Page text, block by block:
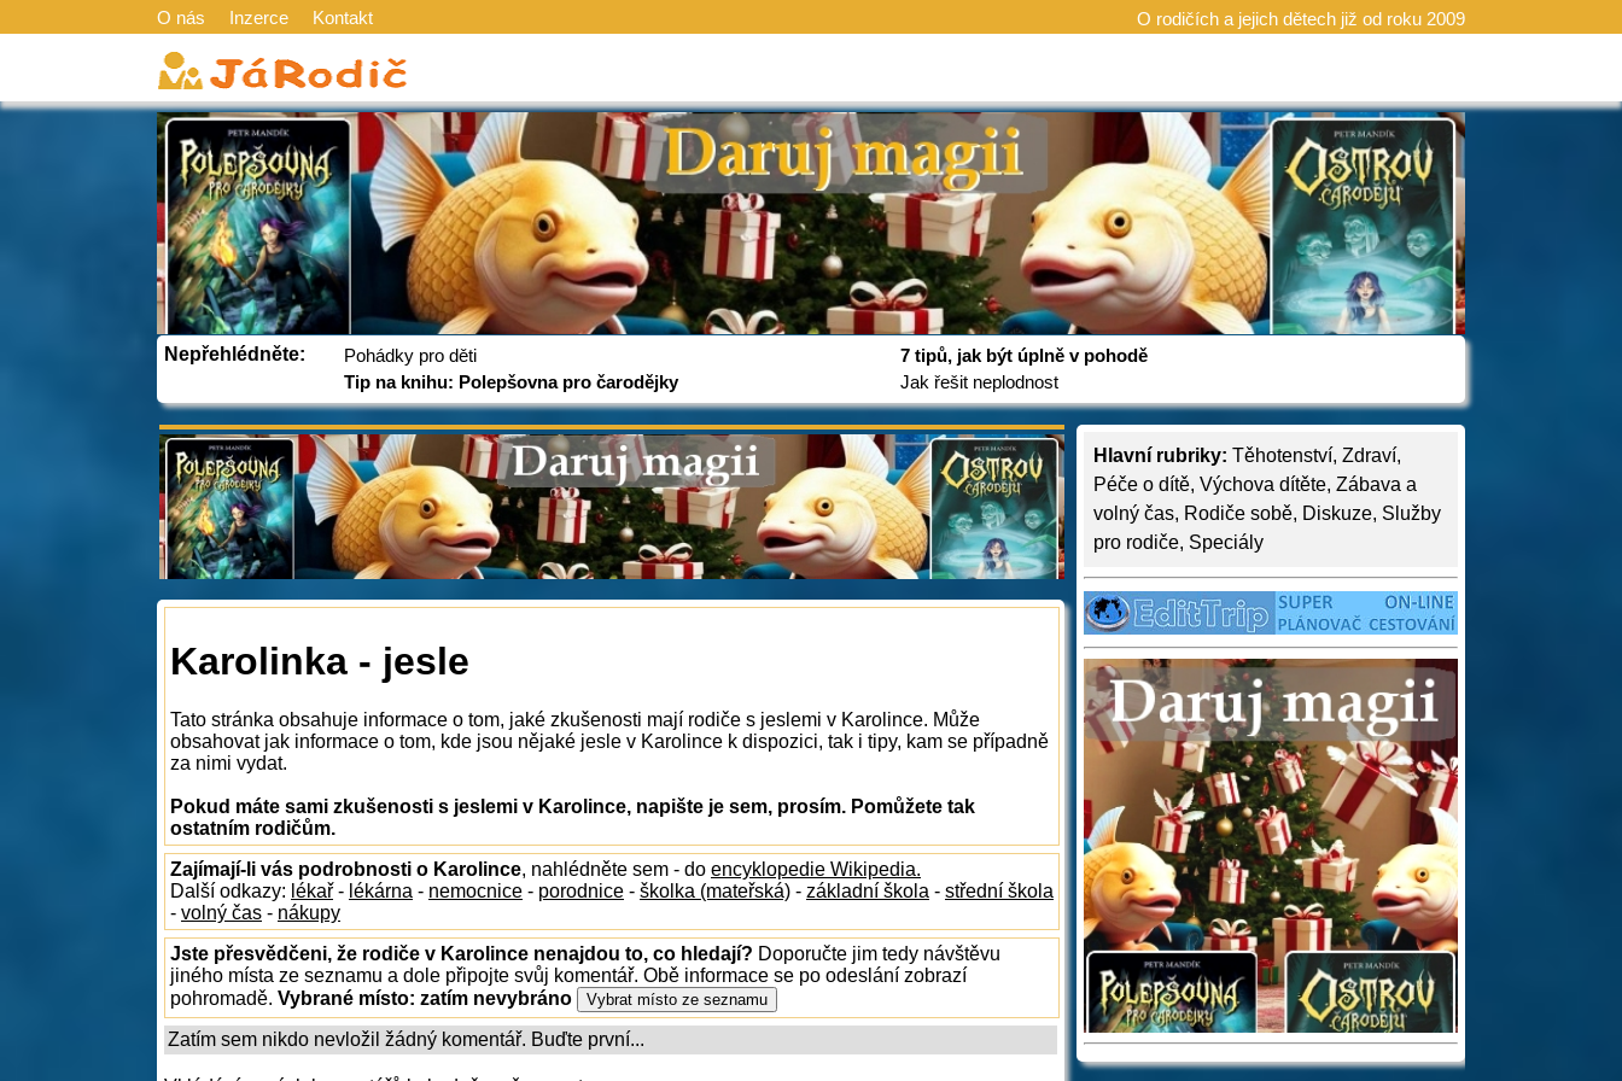
O nás Inzerce Kontakt O rodičích a jejich dětech již od roku 2009
Nepřehlédněte:
Pohádky pro děti
Tip na knihu: Polepšovna pro čarodějky
7 tipů, jak být úplně v pohodě
Jak řešit neplodnost
Hlavní rubriky: Těhotenství, Zdraví,
Péče o dítě, Výchova dítěte, Zábava a
volný čas, Rodiče sobě, Diskuze, Služby
pro rodiče, Speciály
Karolinka - jesle
Tato stránka obsahuje informace o tom, jaké zkušenosti mají rodiče s jeslemi v Karolince. Může
obsahovat jak informace o tom, kde jsou nějaké jesle v Karolince k dispozici, tak i tipy, kam se případně
za nimi vydat.
Pokud máte sami zkušenosti s jeslemi v Karolince, napište je sem, prosím. Pomůžete tak
ostatním rodičům.
Zajímají-li vás podrobnosti o Karolince, nahlédněte sem - do encyklopedie Wikipedia.
Další odkazy: lékař - lékárna - nemocnice - porodnice - školka (mateřská) - základní škola - střední škola
- volný čas - nákupy
Jste přesvědčeni, že rodiče v Karolince nenajdou to, co hledají? Doporučte jim tedy návštěvu
jiného místa ze seznamu a dole připojte svůj komentář. Obě informace se po odeslání zobrazí
pohromadě. Vybrané místo: zatím nevybráno
Zatím sem nikdo nevložil žádný komentář. Buďte první...